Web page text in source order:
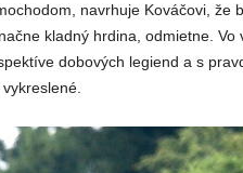
navrhuje Kováčovi, že
kladný hrdina, odmietne.
dobových legiend a s